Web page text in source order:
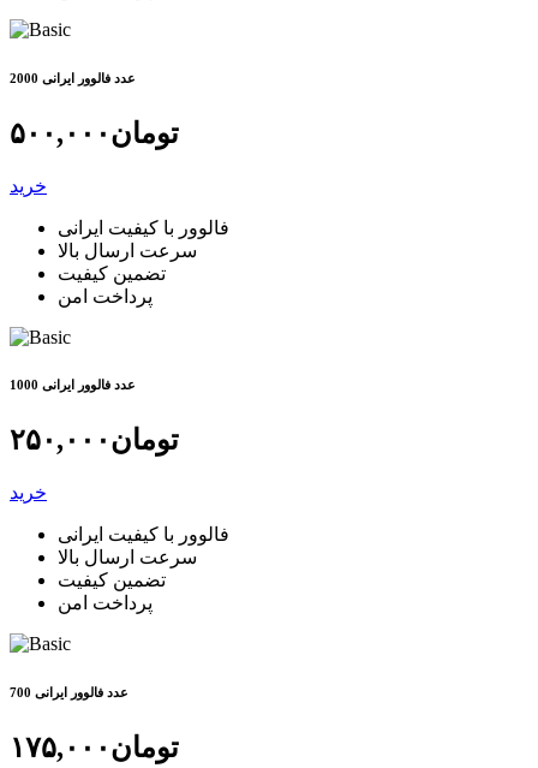
2000 عدد فالوور ایرانی
۵۰۰,۰۰۰تومان
خرید
فالوور با کیفیت ایرانی
سرعت ارسال بالا
تضمین کیفیت
پرداخت امن
1000 عدد فالوور ایرانی
۲۵۰,۰۰۰تومان
خرید
فالوور با کیفیت ایرانی
سرعت ارسال بالا
تضمین کیفیت
پرداخت امن
700 عدد فالوور ایرانی
۱۷۵,۰۰۰تومان